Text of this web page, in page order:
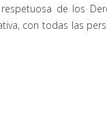
de los
con todas las